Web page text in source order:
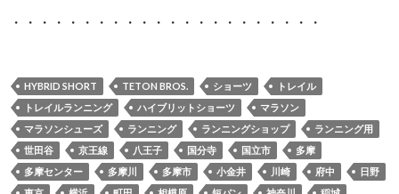
・・・・・・・・・・・・・・・・・・・・・・
HYBRID SHORT TETON BROS. ショーツ
トレイル
トレイルランニング
ハイブリットショーツ
マラソン
マラソンシューズ
ランニング ランニングショップ
ランニング用
世田谷
京王線 八王子 国分寺 国立市
多摩
多摩センター
多摩川 多摩市 小金井 川崎 府中
日野